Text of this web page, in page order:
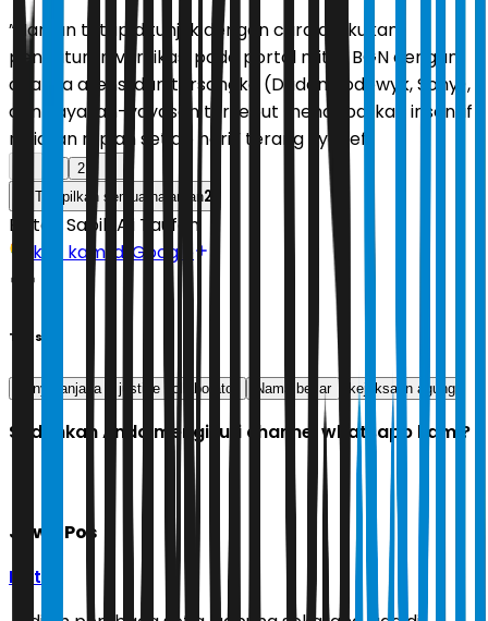
”Namun tetap ditunjuk dengan cara dilakukan
pengaturan verifikasi pada portal mitra BGN dengan
adanya atensi dari tersangka (Dadan, Lodewyk, Sony),
dan yayasan-yayasan tersebut mendapatkan insentif
miliaran rupiah setiap hari,” terang Syarief.
2
Tampilkan semua halaman2
Editor: Sabik Aji Taufan
Ikuti kami di Google
Tags
sony sanjaya justice collaborator Nama besar kejaksaan agung
Sudahkah Anda mengikuti channel whatsapp kami?
Jawa Pos
Ikuti